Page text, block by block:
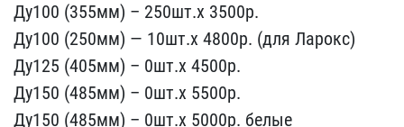
Ду100 (355мм​) – 250шт.х 3500р.
Ду100​ (250мм) — 10шт.х 4800р.​ (для Ларокс)
Ду125 (405​мм) – 0шт.х 4500р.
Ду15​0 (485мм) – 0шт.х 5500р.​
Ду150 (485мм) – 0шт.х 5​000р. белые